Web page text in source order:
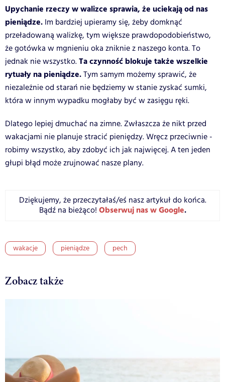
Upychanie rzeczy w walizce sprawia, że uciekają od nas
pieniądze. Im bardziej upieramy się, żeby domknąć
przeładowaną walizkę, tym większe prawdopodobieństwo,
że gotówka w mgnieniu oka zniknie z naszego konta. To
jednak nie wszystko.Ta czynność blokuje także wszelkie
rytuały na pieniądze.Tym samym możemy sprawić, że
niezależnie od starań nie będziemy w stanie zyskać sumki,
która w innym wypadku mogłaby być w zasięgu ręki.
Dlatego lepiej dmuchać na zimne. Zwłaszcza że nikt przed
wakacjami nie planuje stracić pieniędzy. Wręcz przeciwnie -
robimy wszystko, aby zdobyć ich jak najwięcej. A ten jeden
głupi błąd może zrujnować nasze plany.
Dziękujemy, że przeczytałaś/eś nasz artykuł do końca.
Bądź na bieżąco! Obserwuj nas w Google.
wakacje pieniądze pech
Zobacz także